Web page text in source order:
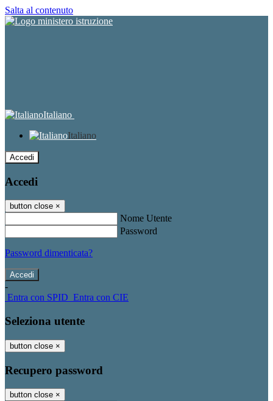
Salta al contenuto
Italiano
Italiano
Accedi
Accedi
button close ×
Nome Utente
Password
Password dimenticata?
-
Entra con SPID Entra con CIE
Seleziona utente
button close ×
Recupero password
button close ×